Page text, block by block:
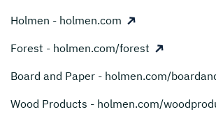
Holmen - holmen.com
Forest - holmen.com/forest
Board and Paper - holmen.com/
Wood Products - holmen.com/